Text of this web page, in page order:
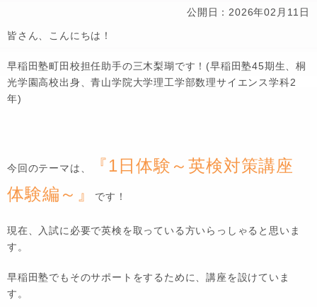
公開日：2026年02月11日
皆さん、こんにちは！
早稲田塾町田校担任助手の三木梨瑚です！(早稲田塾45期生、桐
光学園高校出身、青山学院大学理工学部数理サイエンス学科2
年)
今回のテーマは、
『1日体験～英検対策講座
体験編～』
です！
現在、入試に必要で英検を取っている方いらっしゃると思いま
す。
早稲田塾でもそのサポートをするために、講座を設けていま
す。